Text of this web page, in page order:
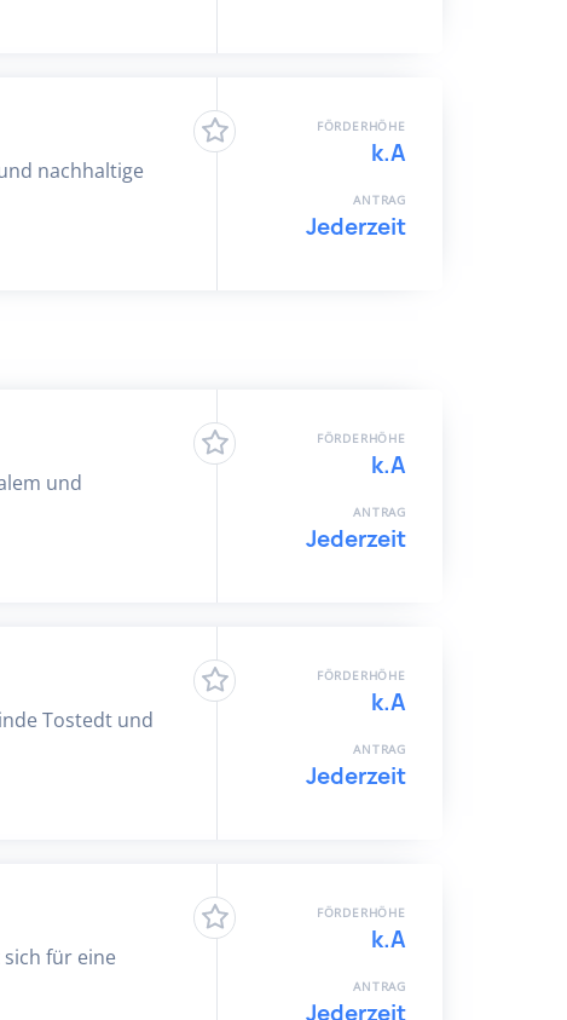
nachhaltige
FÖRDERHÖHE
k.A
ANTRAG
Jederzeit
und
FÖRDERHÖHE
k.A
ANTRAG
Jederzeit
Tostedt und
FÖRDERHÖHE
k.A
ANTRAG
Jederzeit
für eine
FÖRDERHÖHE
k.A
ANTRAG
Jederzeit